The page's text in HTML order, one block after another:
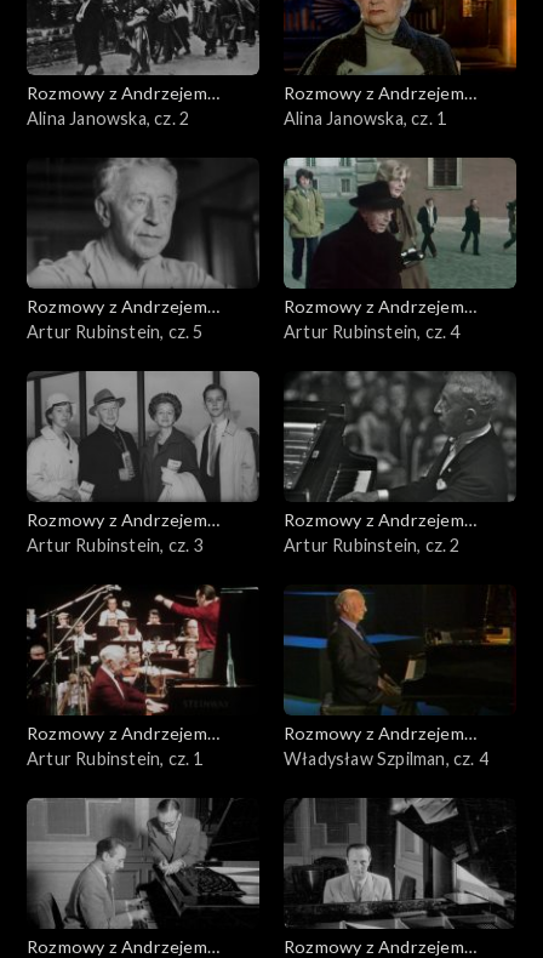
Rozmowy z Andrzejem
Doboszem
Alina Janowska, cz. 2
Rozmowy z Andrzejem
Doboszem
Alina Janowska, cz. 1
Rozmowy z Andrzejem
Doboszem
Artur Rubinstein, cz. 5
Rozmowy z Andrzejem
Doboszem
Artur Rubinstein, cz. 4
Rozmowy z Andrzejem
Doboszem
Artur Rubinstein, cz. 3
Rozmowy z Andrzejem
Doboszem
Artur Rubinstein, cz. 2
Rozmowy z Andrzejem
Doboszem
Artur Rubinstein, cz. 1
Rozmowy z Andrzejem
Doboszem
Władysław Szpilman, cz. 4
Rozmowy z Andrzejem
Rozmowy z Andrzejem